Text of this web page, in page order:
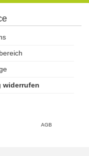
widerrufen
AGB